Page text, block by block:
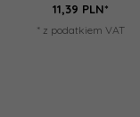
11,39 PLN*
* z podatkiem VAT